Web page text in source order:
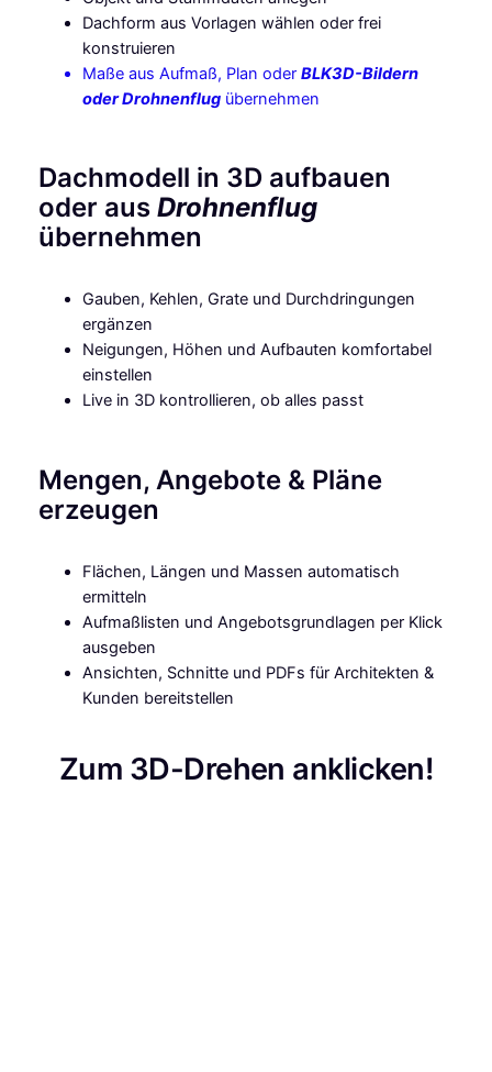
Dachform aus Vorlagen wählen oder frei
konstruieren
Maße aus Aufmaß, Plan oder BLK3D-Bildern
oder Drohnenflugübernehmen
Dachmodell in 3D aufbauen
oder aus Drohnenflug
übernehmen
Gauben, Kehlen, Grate und Durchdringungen
ergänzen
Neigungen, Höhen und Aufbauten komfortabel
einstellen
Live in 3D kontrollieren, ob alles passt
Mengen, Angebote & Pläne
erzeugen
Flächen, Längen und Massen automatisch
ermitteln
Aufmaßlisten und Angebotsgrundlagen per Klick
ausgeben
Ansichten, Schnitte und PDFs für Architekten &
Kunden bereitstellen
Zum 3D-Drehen anklicken!